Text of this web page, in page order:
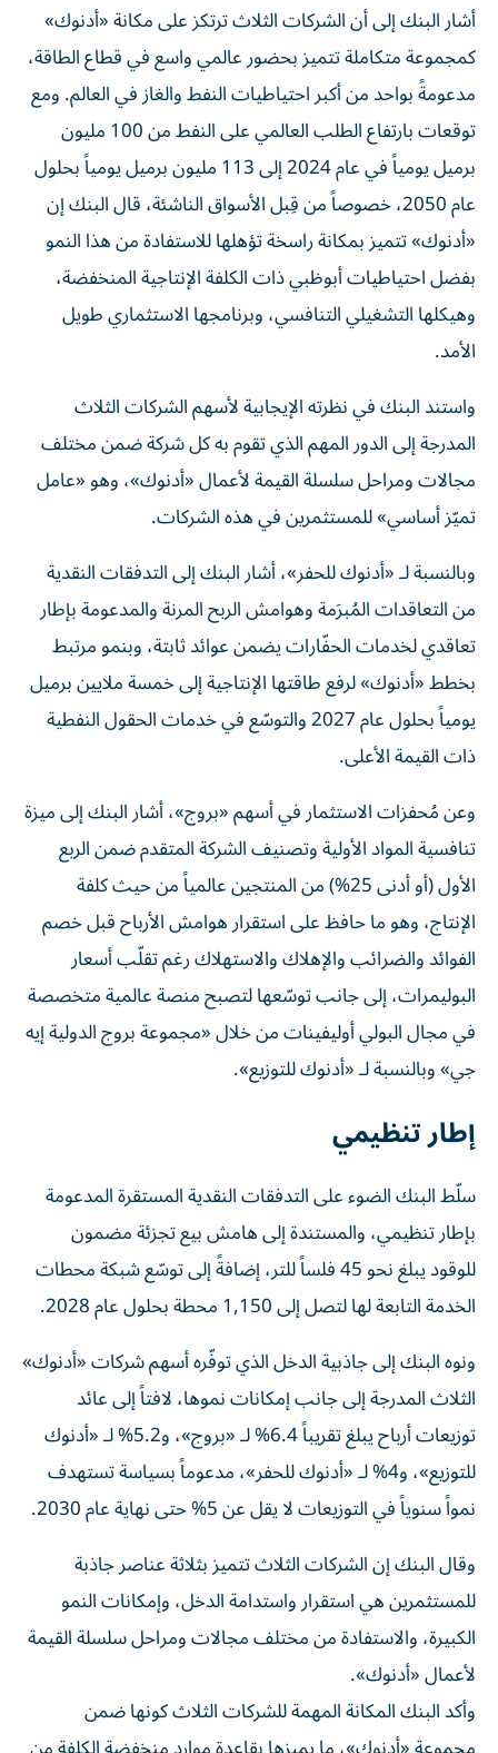
أشار البنك إلى أن الشركات الثلاث ترتكز على مكانة «أدنوك»
كمجموعة متكاملة تتميز بحضور عالمي واسع في قطاع الطاقة،
مدعومةً بواحد من أكبر احتياطيات النفط والغاز في العالم. ومع
توقعات بارتفاع الطلب العالمي على النفط من 100 مليون
برميل يومياً في عام 2024 إلى 113 مليون برميل يومياً بحلول
عام 2050، خصوصاً من قِبل الأسواق الناشئة، قال البنك إن
«أدنوك» تتميز بمكانة راسخة تؤهلها للاستفادة من هذا النمو
بفضل احتياطيات أبوظبي ذات الكلفة الإنتاجية المنخفضة،
وهيكلها التشغيلي التنافسي، وبرنامجها الاستثماري طويل
الأمد.
واستند البنك في نظرته الإيجابية لأسهم الشركات الثلاث
المدرجة إلى الدور المهم الذي تقوم به كل شركة ضمن مختلف
مجالات ومراحل سلسلة القيمة لأعمال «أدنوك»، وهو «عامل
تميّز أساسي» للمستثمرين في هذه الشركات.
وبالنسبة لـ «أدنوك للحفر»، أشار البنك إلى التدفقات النقدية
من التعاقدات المُبرَمة وهوامش الربح المرنة والمدعومة بإطار
تعاقدي لخدمات الحفّارات يضمن عوائد ثابتة، وبنمو مرتبط
بخطط «أدنوك» لرفع طاقتها الإنتاجية إلى خمسة ملايين برميل
يومياً بحلول عام 2027 والتوسّع في خدمات الحقول النفطية
ذات القيمة الأعلى.
وعن مُحفزات الاستثمار في أسهم «بروج»، أشار البنك إلى ميزة
تنافسية المواد الأولية وتصنيف الشركة المتقدم ضمن الربع
الأول (أو أدنى 25%) من المنتجين عالمياً من حيث كلفة
الإنتاج، وهو ما حافظ على استقرار هوامش الأرباح قبل خصم
الفوائد والضرائب والإهلاك والاستهلاك رغم تقلّب أسعار
البوليمرات، إلى جانب توسّعها لتصبح منصة عالمية متخصصة
في مجال البولي أوليفينات من خلال «مجموعة بروج الدولية إيه
جي» وبالنسبة لـ «أدنوك للتوزيع».
إطار تنظيمي
سلّط البنك الضوء على التدفقات النقدية المستقرة المدعومة
بإطار تنظيمي، والمستندة إلى هامش بيع تجزئة مضمون
للوقود يبلغ نحو 45 فلساً للتر، إضافةً إلى توسّع شبكة محطات
الخدمة التابعة لها لتصل إلى 1,150 محطة بحلول عام 2028.
ونوه البنك إلى جاذبية الدخل الذي توفّره أسهم شركات «أدنوك»
الثلاث المدرجة إلى جانب إمكانات نموها، لافتاً إلى عائد
توزيعات أرباح يبلغ تقريباً 6.4% لـ «بروج»، و5.2% لـ «أدنوك
للتوزيع»، و4% لـ «أدنوك للحفر»، مدعوماً بسياسة تستهدف
نمواً سنوياً في التوزيعات لا يقل عن 5% حتى نهاية عام 2030.
وقال البنك إن الشركات الثلاث تتميز بثلاثة عناصر جاذبة
للمستثمرين هي استقرار واستدامة الدخل، وإمكانات النمو
الكبيرة، والاستفادة من مختلف مجالات ومراحل سلسلة القيمة
لأعمال «أدنوك».
وأكد البنك المكانة المهمة للشركات الثلاث كونها ضمن